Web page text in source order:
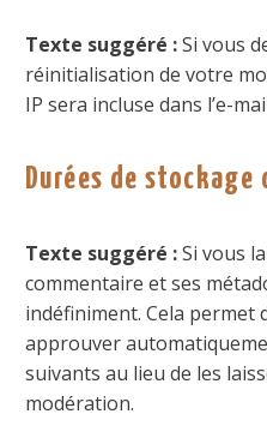
Texte suggéré :Si vous
réinitialisation de votre
IP sera incluse dans l’e-
Durées de stockage
Texte suggéré :Si vous
commentaire et ses
indéfiniment. Cela permet
approuver
suivants au lieu de les
modération.